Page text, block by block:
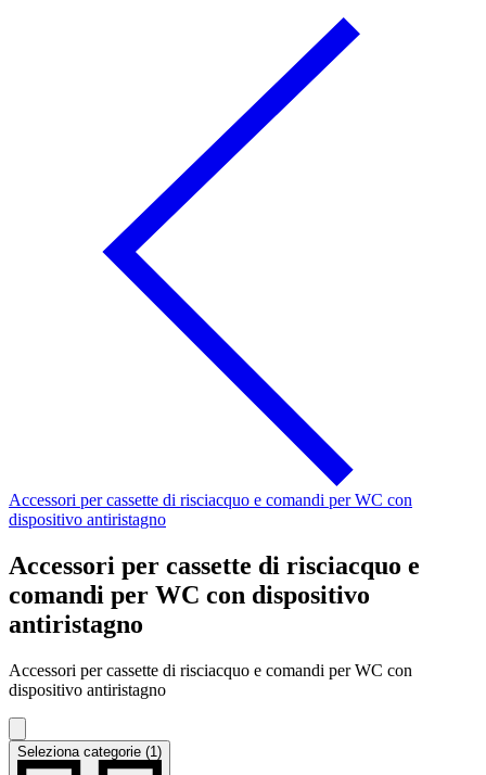
Accessori per cassette di risciacquo e comandi per WC con
dispositivo antiristagno
Accessori per cassette di risciacquo e
comandi per WC con dispositivo
antiristagno
Accessori per cassette di risciacquo e comandi per WC con
dispositivo antiristagno
Seleziona categorie (1)